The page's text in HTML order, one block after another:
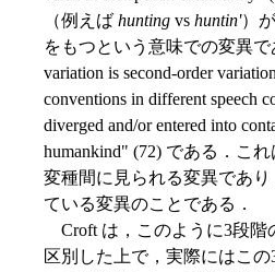
（例えば hunting vs huntin'）
をもつという意味での変異
variation is second-order
conventions in different speech
diverged and/or entered into
humankind" (72) である．こ
変種間に見られる変異であ
ている変異のことである．
Croft は，このように3段階
区別した上で，実際にはこの